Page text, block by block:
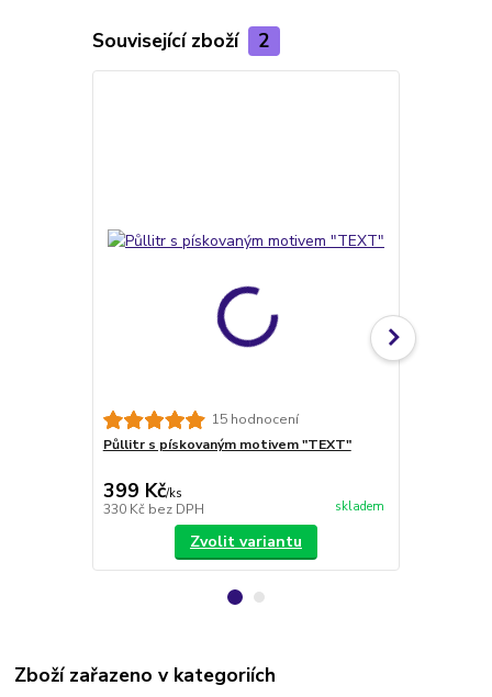
Související zboží 2
15 hodnocení
Půllitr s pískovaným motivem "TEXT"
399 Kč/ks
330 Kč bez DPH skladem
Zvolit variantu
Zboží zařazeno v kategoriích